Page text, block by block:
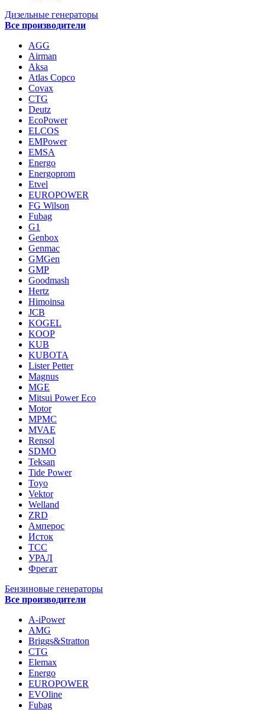
Дизельные генераторы
Все производители
AGG
Airman
Aksa
Atlas Copco
Covax
CTG
Deutz
EcoPower
ELCOS
EMPower
EMSA
Energo
Energoprom
Etvel
EUROPOWER
FG Wilson
Fubag
G1
Genbox
Genmac
GMGen
GMP
Goodmash
Hertz
Himoinsa
JCB
KOGEL
KOOP
KUB
KUBOTA
Lister Petter
Magnus
MGE
Mitsui Power Eco
Motor
MPMC
MVAE
Rensol
SDMO
Teksan
Tide Power
Toyo
Vektor
Welland
ZRD
Амперос
Исток
ТСС
УРАЛ
Фрегат
Бензиновые генераторы
Все производители
A-iPower
AMG
Briggs&Stratton
CTG
Elemax
Energo
EUROPOWER
EVOline
Fubag